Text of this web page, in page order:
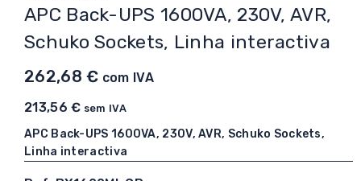
APC Back-UPS 1600VA, 230V, AVR,
Schuko Sockets, Linha interactiva
262,68€ com IVA
213,56€ sem IVA
APC Back-UPS 1600VA, 230V, AVR, Schuko Sockets,
Linha interactiva